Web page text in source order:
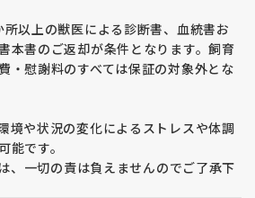
以上の獣医による診断書、血統書お
本書のご返却が条件となります。飼育
・慰謝料のすべては保証の対象外とな
境や状況の変化によるストレスや体調
能です。
、一切の責は負えませんのでご了承下